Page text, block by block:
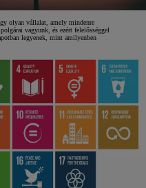
olyan vállalat, amely mindenre
vagyunk, és ezért felelősséggel
legyenek, mint amilyenben